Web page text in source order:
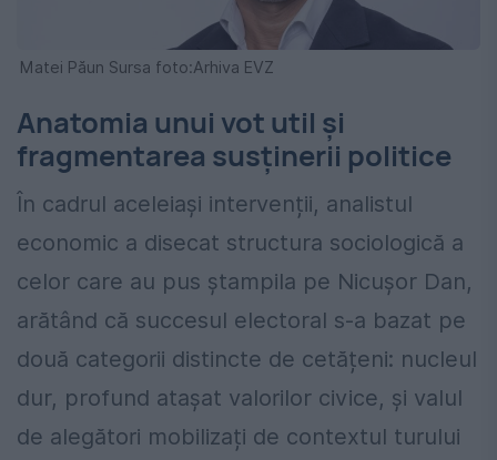
Matei Păun Sursa foto:Arhiva EVZ
Anatomia unui vot util și
fragmentarea susținerii politice
În cadrul aceleiași intervenții, analistul
economic a disecat structura sociologică a
celor care au pus ștampila pe Nicușor Dan,
arătând că succesul electoral s-a bazat pe
două categorii distincte de cetățeni: nucleul
dur, profund atașat valorilor civice, și valul
de alegători mobilizați de contextul turului